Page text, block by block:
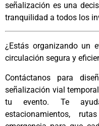
señalización es una
tranquilidad a todos los
¿Estás organizando un
circulación segura y
Contáctanos para
señalización vial
tu evento. Te
estacionamientos,